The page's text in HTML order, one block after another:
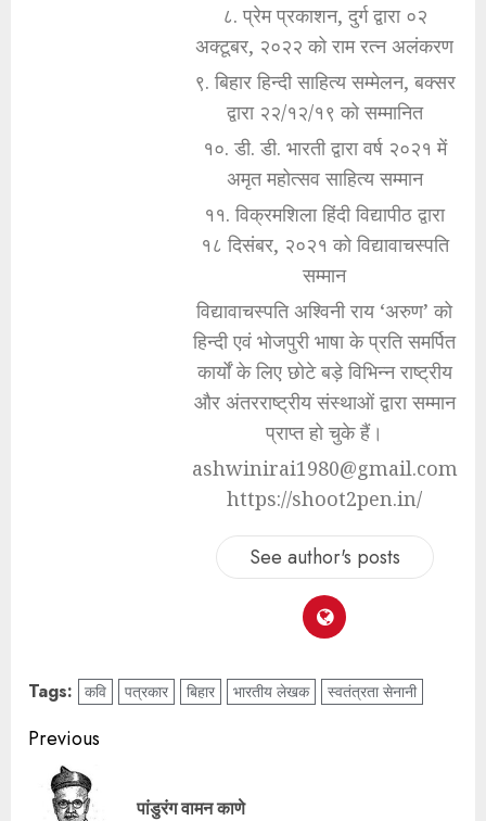
८. प्रेम प्रकाशन, दुर्ग द्वारा ०२
अक्टूबर, २०२२ को राम रत्न अलंकरण
९. बिहार हिन्दी साहित्य सम्मेलन, बक्सर
द्वारा २२/१२/१९ को सम्मानित
१०. डी. डी. भारती द्वारा वर्ष २०२१ में
अमृत महोत्सव साहित्य सम्मान
११. विक्रमशिला हिंदी विद्यापीठ द्वारा
१८ दिसंबर, २०२१ को विद्यावाचस्पति
सम्मान
विद्यावाचस्पति अश्विनी राय ‘अरुण’ को
हिन्दी एवं भोजपुरी भाषा के प्रति समर्पित
कार्यों के लिए छोटे बड़े विभिन्न राष्ट्रीय
और अंतरराष्ट्रीय संस्थाओं द्वारा सम्मान
प्राप्त हो चुके हैं।
ashwinirai1980@gmail.com
https://shoot2pen.in/
See author's posts
Tags: कवि पत्रकार बिहार भारतीय लेखक स्वतंत्रता सेनानी
Previous
पांडुरंग वामन काणे